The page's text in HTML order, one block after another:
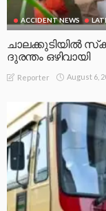
ACCIDENT NEWS
ചാലക്കുടിയിൽ
ദുരന്തം ഒഴിവായി
Reporter August 6,